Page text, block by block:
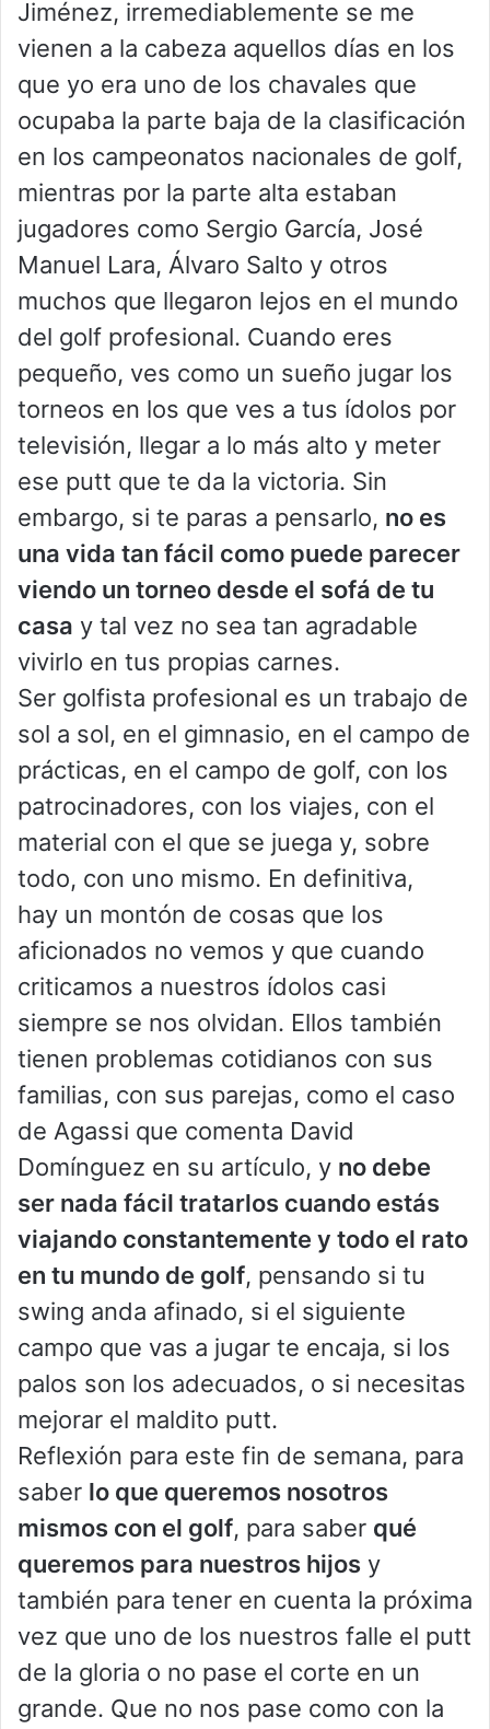
Jiménez, irremediablemente se me
vienen a la cabeza aquellos días en los
que yo era uno de los chavales que
ocupaba la parte baja de la clasificación
en los campeonatos nacionales de golf,
mientras por la parte alta estaban
jugadores como Sergio García, José
Manuel Lara, Álvaro Salto y otros
muchos que llegaron lejos en el mundo
del golf profesional. Cuando eres
pequeño, ves como un sueño jugar los
torneos en los que ves a tus ídolos por
televisión, llegar a lo más alto y meter
ese putt que te da la victoria. Sin
embargo, si te paras a pensarlo, no es
una vida tan fácil como puede parecer
viendo un torneo desde el sofá de tu
casa y tal vez no sea tan agradable
vivirlo en tus propias carnes.
Ser golfista profesional es un trabajo de
sol a sol, en el gimnasio, en el campo de
prácticas, en el campo de golf, con los
patrocinadores, con los viajes, con el
material con el que se juega y, sobre
todo, con uno mismo. En definitiva,
hay un montón de cosas que los
aficionados no vemos y que cuando
criticamos a nuestros ídolos casi
siempre se nos olvidan. Ellos también
tienen problemas cotidianos con sus
familias, con sus parejas, como el caso
de Agassi que comenta David
Domínguez en su artículo, y no debe
ser nada fácil tratarlos cuando estás
viajando constantemente y todo el rato
en tu mundo de golf, pensando si tu
swing anda afinado, si el siguiente
campo que vas a jugar te encaja, si los
palos son los adecuados, o si necesitas
mejorar el maldito putt.
Reflexión para este fin de semana, para
saber lo que queremos nosotros
mismos con el golf, para saber qué
queremos para nuestros hijos y
también para tener en cuenta la próxima
vez que uno de los nuestros falle el putt
de la gloria o no pase el corte en un
grande. Que no nos pase como con la